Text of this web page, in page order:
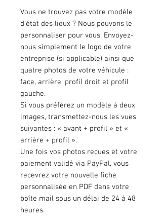
Vous ne trouvez pas votre modèle
d'état des lieux ? Nous pouvons le
personnaliser pour vous. Envoyez-
nous simplement le logo de votre
entreprise (si applicable) ainsi que
quatre photos de votre véhicule :
face, arrière, profil droit et profil
gauche.
Si vous préférez un modèle à deux
images, transmettez-nous les vues
suivantes : « avant + profil » et «
arrière + profil ».
Une fois vos photos reçues et votre
paiement validé via PayPal, vous
recevrez votre nouvelle fiche
personnalisée en PDF dans votre
boîte mail sous un délai de 24 à 48
heures.